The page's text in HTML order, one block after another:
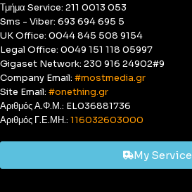
Τμήμα Service: 211 0013 053
Sms - Viber: 693 694 695 5
UK Office: 0044 845 508 9154
Legal Office: 0049 151 118 05997
Gigaset Network: 230 916 24902#9
Company Email: #mostmedia.gr
Site Email: #onething.gr
Αριθμός Α.Φ.Μ.: EL036881736
Αριθμός Γ.Ε.ΜΗ.: 116032603000
My Service